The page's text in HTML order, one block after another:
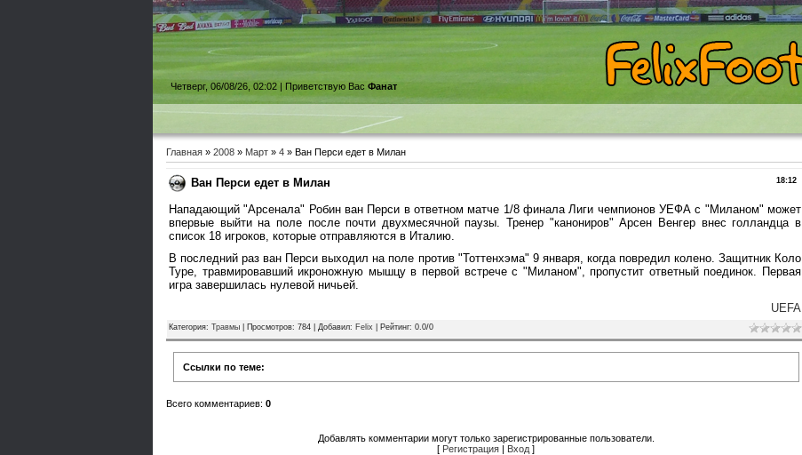
Четверг, 06/08/26, 02:02 | Приветствую Вас Фанат
Главная » 2008 » Март » 4 » Ван Перси едет в Милан
18:12
Ван Перси едет в Милан
Нападающий "Арсенала" Робин ван Перси в ответном матче 1/8 финала Лиги чемпионов УЕФА с "Миланом" может
впервые выйти на поле после почти двухмесячной паузы. Тренер "канониров" Арсен Венгер внес голландца в
список 18 игроков, которые отправляются в Италию.
В последний раз ван Перси выходил на поле против "Тоттенхэма" 9 января, когда повредил колено. Защитник Коло
Туре, травмировавший икроножную мышцу в первой встрече с "Миланом", пропустит ответный поединок. Первая
игра завершилась нулевой ничьей.
UEFA
Категория: Травмы Просмотров: 784 | Добавил: Felix Рейтинг: 0.0/0
Ссылки по теме:
Всего комментариев: 0
Добавлять комментарии могут только зарегистрированные пользователи.
[ Регистрация | Вход ]